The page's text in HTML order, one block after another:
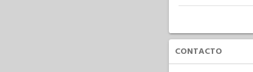
CONTACTO